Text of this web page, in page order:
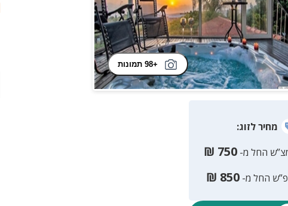
+98 תמונות
מחירלזוג:
החל מ- 750
₪
החל מ- 850
₪